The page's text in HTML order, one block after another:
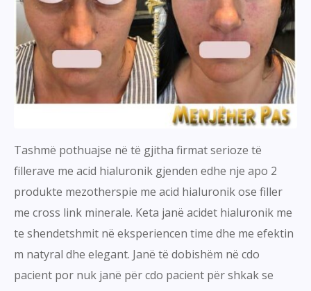
Tashmë pothuajse në të gjitha firmat serioze të
fillerave me acid hialuronik gjenden edhe nje apo 2
produkte mezotherspie me acid hialuronik ose filler
me cross link minerale. Keta janë acidet hialuronik me
te shendetshmit në eksperiencen time dhe me efektin
m natyral dhe elegant. Janë të dobishëm në cdo
pacient por nuk janë për cdo pacient për shkak se